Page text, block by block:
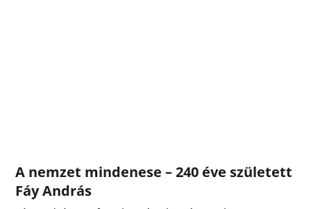
A nemzet mindenese – 240 éve született
Fáy András